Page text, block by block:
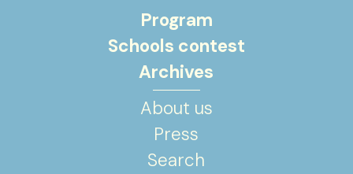
Program
Schools contest
Archives
About us
Press
Search